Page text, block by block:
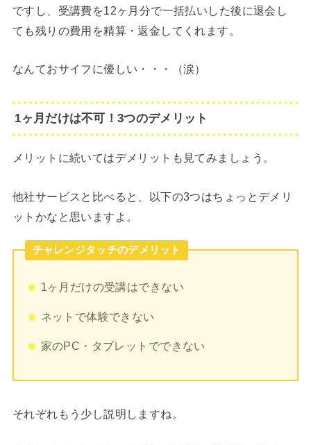
ですし、受講費を12ヶ月分で一括払いした後に退会し
ても残りの費用を精算・返金してくれます。
なんておサイフに優しい・・・（涙）
1ヶ月だけは不可！3つのデメリット
メリットに続いてはデメリットも見てみましょう。
他社サービスと比べると、以下の3つはちょっとデメリ
ットかなと思いますよ。
チャレンジタッチのデメリット
1ヶ月だけの受講はできない
ネットで体験できない
家のPC・タブレットでできない
それぞれもう少し説明しますね。